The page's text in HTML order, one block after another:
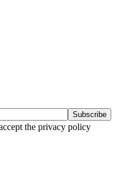
the privacy policy